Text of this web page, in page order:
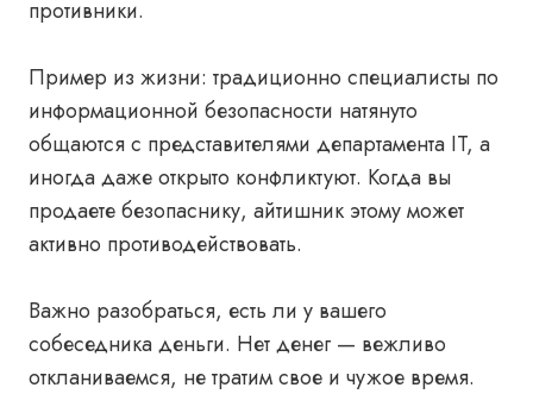
противники.
Пример из жизни: традиционно специалисты по
информационной безопасности натянуто
общаются с представителями департамента IT, а
иногда даже открыто конфликтуют. Когда вы
продаете безопаснику, айтишник этому может
активно противодействовать.
Важно разобраться, есть ли у вашего
собеседника деньги. Нет денег — вежливо
откланиваемся, не тратим свое и чужое время.